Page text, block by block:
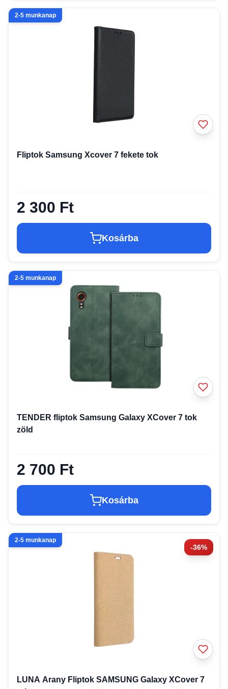
2-5 munkanap
Fliptok Samsung Xcover 7 fekete tok
2 300 Ft
Kosárba
2-5 munkanap
TENDER fliptok Samsung Galaxy XCover 7 tok
zöld
2 700 Ft
Kosárba
-36%
2-5 munkanap
LUNA Arany Fliptok SAMSUNG Galaxy XCover 7